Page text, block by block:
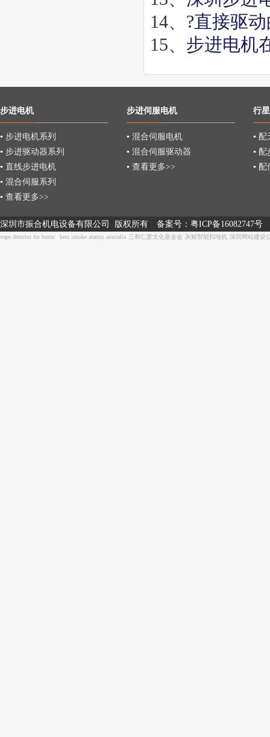
14、 ?直接驱
15、 步进电机
步进电机
▪ 步进电机系列
▪ 步进驱动器系列
▪ 直线步进电机
▪ 混合伺服系列
▪ 查看更多>>
步进伺服电机
▪ 混合伺服电机
▪ 混合伺服驱动器
▪ 查看更多>>
行
▪ 配
▪ 配
▪ 配
深圳市振合机电设备有限公司 版权所有 备案号： 粤ICP备16082747号
vape detector for home best smoke alarms australia 三和仁爱文化基金会 灰鲸智能扫地机 深圳网站建设